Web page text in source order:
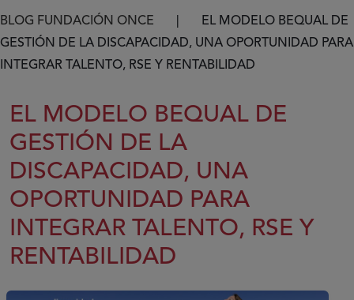
Ruta de navegación
BLOG FUNDACIÓN ONCE
EL MODELO BEQUAL DE
GESTIÓN DE LA DISCAPACIDAD, UNA OPORTUNIDAD PARA
INTEGRAR TALENTO, RSE Y RENTABILIDAD
EL MODELO BEQUAL DE
GESTIÓN DE LA
DISCAPACIDAD, UNA
OPORTUNIDAD PARA
INTEGRAR TALENTO, RSE Y
RENTABILIDAD